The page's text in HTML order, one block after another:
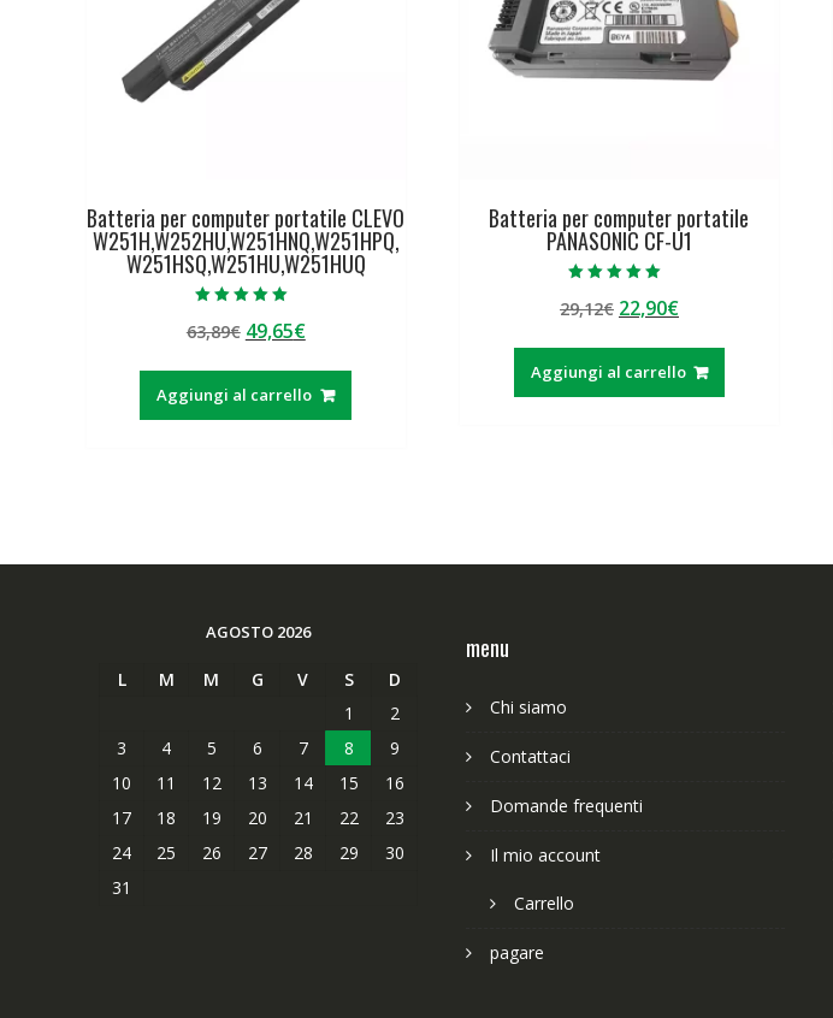
Batteria per computer portatile CLEVO
W251H,W252HU,W251HNQ,W251HPQ,
W251HSQ,W251HU,W251HUQ
5.00
su 5
63,89€ Il
originale
era:
49,65€Il
attuale
è:
Aggiungi al carrello
Batteria per computer portatile
PANASONIC CF-U1
5.00
su 5
29,12€ Il
originale
era:
22,90€Il
attuale
è:
Aggiungi al carrello
AGOSTO 2026
L M M G V S
D
1
2
3
4 5 6 7 8
9
10
11 12 13 14 15
16
17
18 19 20 21 22
23
24
25 26 27 28 29
30
31
menu
Chi siamo
Contattaci
Domande frequenti
Il mio account
Carrello
pagare